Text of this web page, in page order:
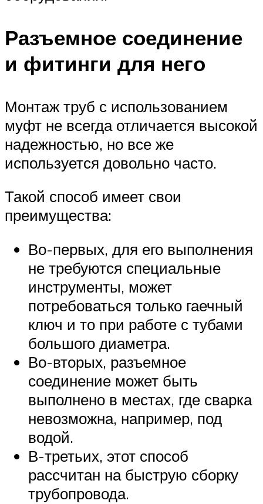
Разъемное соединение
и фитинги для него
Монтаж труб с использованием
муфт не всегда отличается высокой
надежностью, но все же
используется довольно часто.
Такой способ имеет свои
преимущества:
Во-первых, для его выполнения
не требуются специальные
инструменты, может
потребоваться только гаечный
ключ и то при работе с тубами
большого диаметра.
Во-вторых, разъемное
соединение может быть
выполнено в местах, где сварка
невозможна, например, под
водой.
В-третьих, этот способ
рассчитан на быструю сборку
трубопровода.